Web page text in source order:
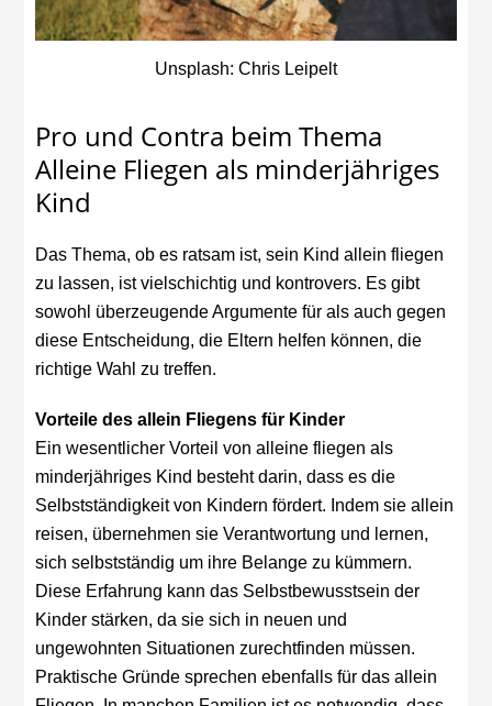
Unsplash: Chris Leipelt
Pro und Contra beim Thema
Alleine Fliegen als minderjähriges
Kind
Das Thema, ob es ratsam ist, sein Kind allein fliegen
zu lassen, ist vielschichtig und kontrovers. Es gibt
sowohl überzeugende Argumente für als auch gegen
diese Entscheidung, die Eltern helfen können, die
richtige Wahl zu treffen.
Vorteile des allein Fliegens für Kinder
Ein wesentlicher Vorteil von alleine fliegen als
minderjähriges Kind besteht darin, dass es die
Selbstständigkeit von Kindern fördert. Indem sie allein
reisen, übernehmen sie Verantwortung und lernen,
sich selbstständig um ihre Belange zu kümmern.
Diese Erfahrung kann das Selbstbewusstsein der
Kinder stärken, da sie sich in neuen und
ungewohnten Situationen zurechtfinden müssen.
Praktische Gründe sprechen ebenfalls für das allein